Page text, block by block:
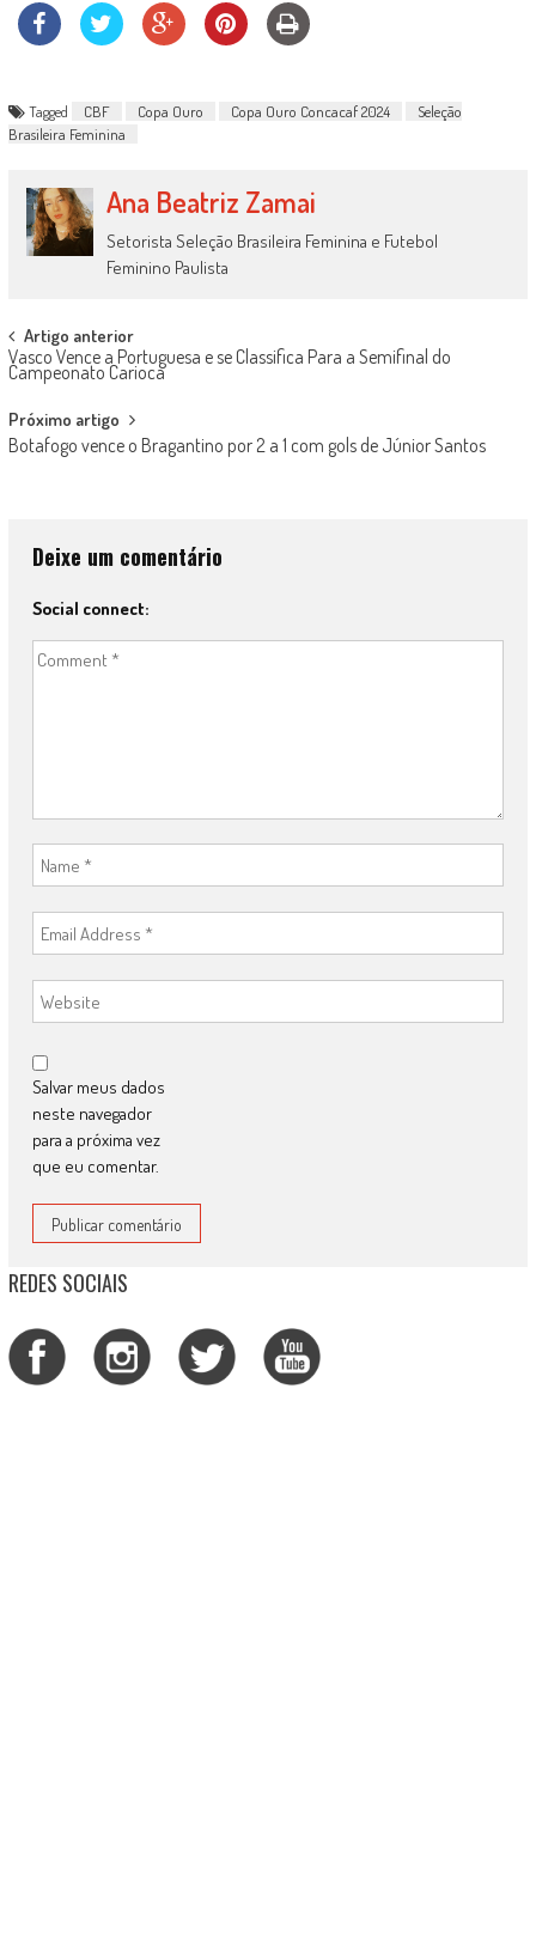
Tagged CBF Copa Ouro Copa Ouro Concacaf 2024
Seleção
Brasileira Feminina
Ana Beatriz Zamai
Setorista Seleção Brasileira Feminina e Futebol
Feminino Paulista
Post
navigation
Artigo anterior
Vasco Vence a Portuguesa e se Classifica Para a Semifinal do
Campeonato Carioca
Próximo artigo
Botafogo vence o Bragantino por 2 a 1 com gols de Júnior Santos
Deixe um comentário
Social connect:
Salvar meus dados
neste navegador
para a próxima vez
que eu comentar.
REDES SOCIAIS